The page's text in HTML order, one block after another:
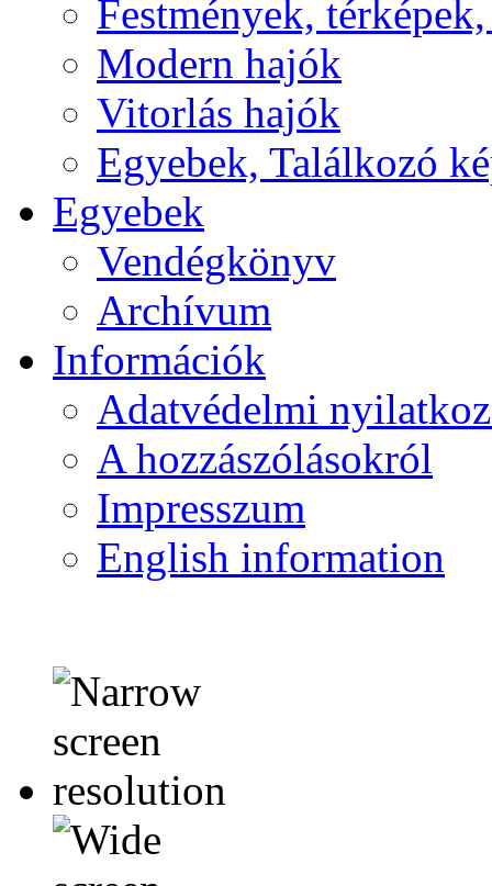
Festmények,
Modern hajók
Vitorlás hajók
Egyebek, Találkozó
Egyebek
Vendégkönyv
Archívum
Információk
Adatvédelmi
A hozzászólásokról
Impresszum
English information